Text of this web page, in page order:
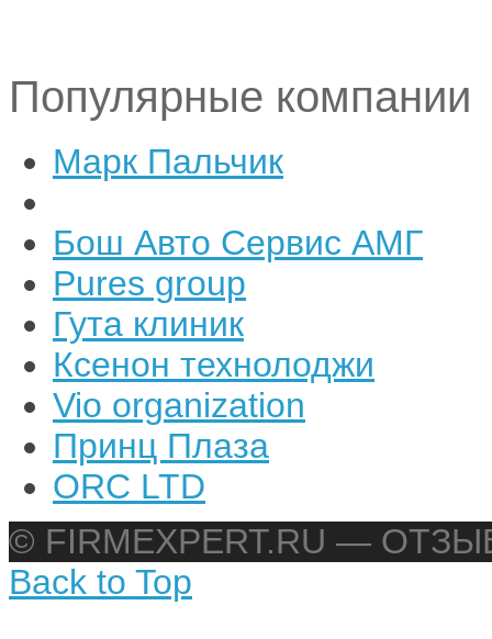
Популярные компании
Марк Пальчик
Бош Авто Сервис АМГ
Pures group
Гута клиник
Ксенон технолоджи
Vio organization
Принц Плаза
ORC LTD
© FIRMEXPERT.RU —
Back to Top